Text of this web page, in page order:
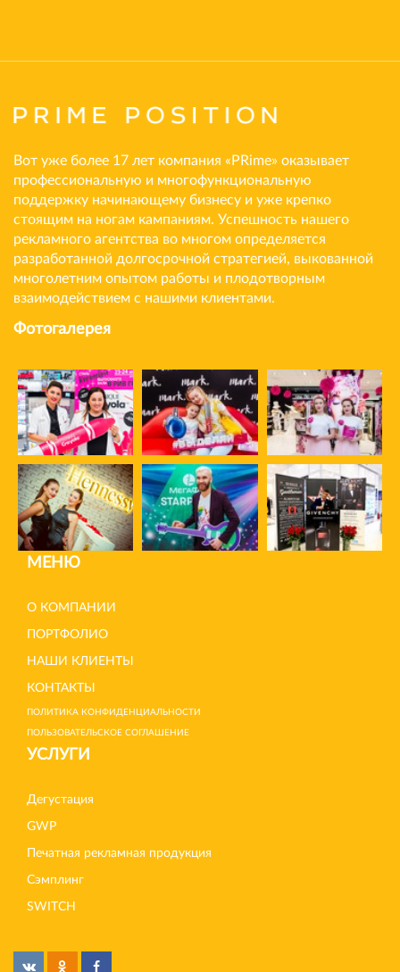
Вот уже более 17 лет компания «PRime» оказывает
профессиональную и многофункциональную
поддержку начинающему бизнесу и уже крепко
стоящим на ногам кампаниям. Успешность нашего
рекламного агентства во многом определяется
разработанной долгосрочной стратегией, выкованной
многолетним опытом работы и плодотворным
взаимодействием с нашими клиентами.
Фотогалерея
МЕНЮ
О КОМПАНИИ
ПОРТФОЛИО
НАШИ КЛИЕНТЫ
КОНТАКТЫ
ПОЛИТИКА КОНФИДЕНЦИАЛЬНОСТИ
ПОЛЬЗОВАТЕЛЬСКОЕ СОГЛАШЕНИЕ
УСЛУГИ
Дегустация
GWP
Печатная рекламная продукция
Сэмплинг
SWITCH